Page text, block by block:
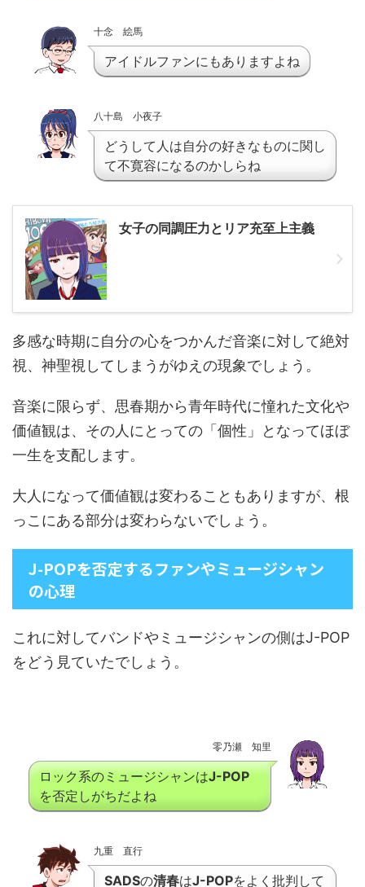
十念 絵馬
アイドルファンにもありますよね
八十島 小夜子
どうして人は自分の好きなものに関し
て不寛容になるのかしらね
女子の同調圧力とリア充至上主義
多感な時期に自分の心をつかんだ音楽に対して絶対
視、神聖視してしまうがゆえの現象でしょう。
音楽に限らず、思春期から青年時代に憧れた文化や
価値観は、その人にとっての「個性」となってほぼ
一生を支配します。
大人になって価値観は変わることもありますが、根
っこにある部分は変わらないでしょう。
J-POPを否定するファンやミュージシャン
の心理
これに対してバンドやミュージシャンの側はJ-POP
をどう見ていたでしょう。
零乃瀬 知里
ロック系のミュージシャンはJ-POP
を否定しがちだよね
九重 直行
SADSの清春はJ-POPをよく批判して